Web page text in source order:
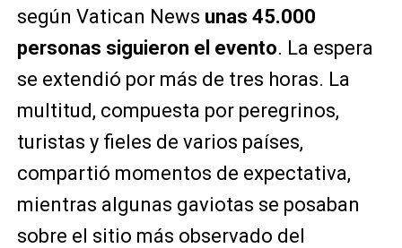
según Vatican News unas 45.000
personas siguieron el evento. La espera
se extendió por más de tres horas. La
multitud, compuesta por peregrinos,
turistas y fieles de varios países,
compartió momentos de expectativa,
mientras algunas gaviotas se posaban
sobre el sitio más observado del